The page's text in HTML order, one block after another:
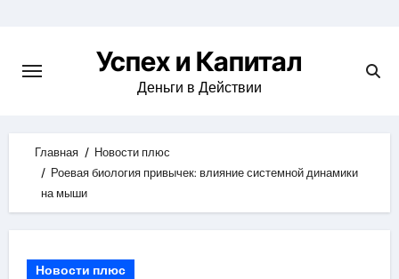
content
Успех и Капитал
Деньги в Действии
Главная
Новости плюс
Роевая биология привычек: влияние системной динамики
на мыши
Новости плюс